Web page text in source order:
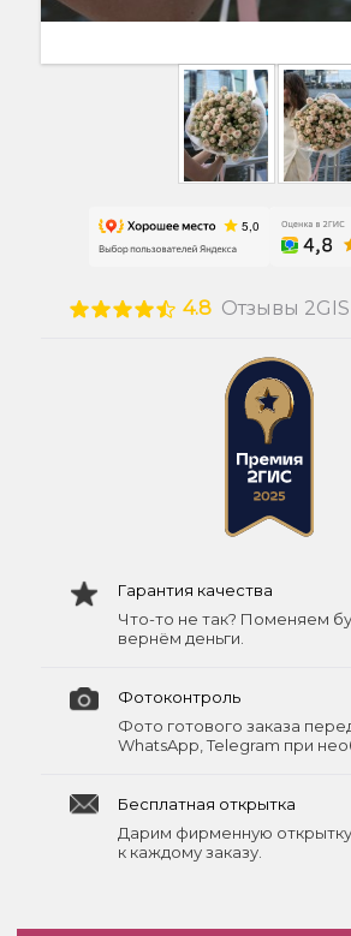
4.8 Отзывы 2GIS
Гарантия качества
Что-то не так? Поменяем
вернём деньги.
Фотоконтроль
Фото готового заказа
WhatsApp, Telegram при
Бесплатная открытка
Дарим фирменную
к каждому заказу.